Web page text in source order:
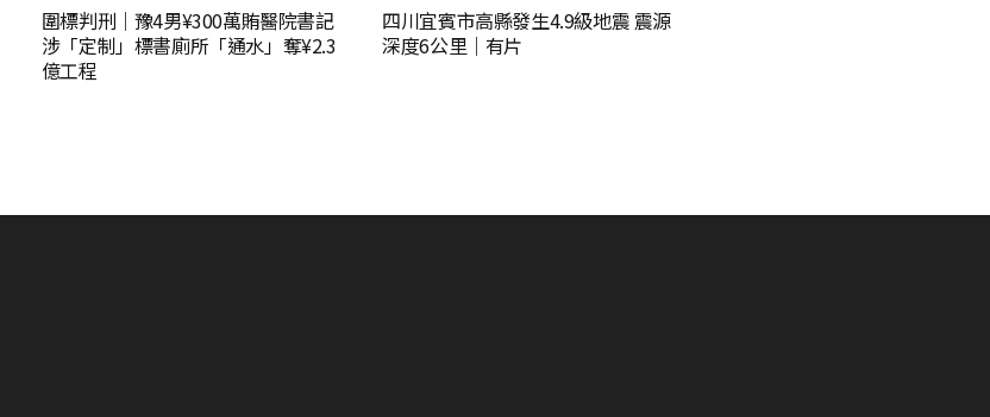
圍標判刑｜豫4男¥300萬賄醫院書記
涉「定制」標書廁所「通水」奪¥2.3
億工程
四川宜賓市高縣發生4.9級地震 震源
深度6公里｜有片